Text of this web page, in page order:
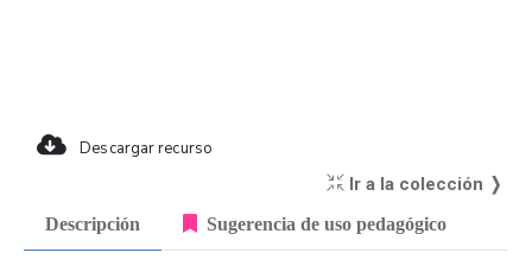
Descargar recurso
Ir a la colección ❭
Descripción Sugerencia de uso pedagógico